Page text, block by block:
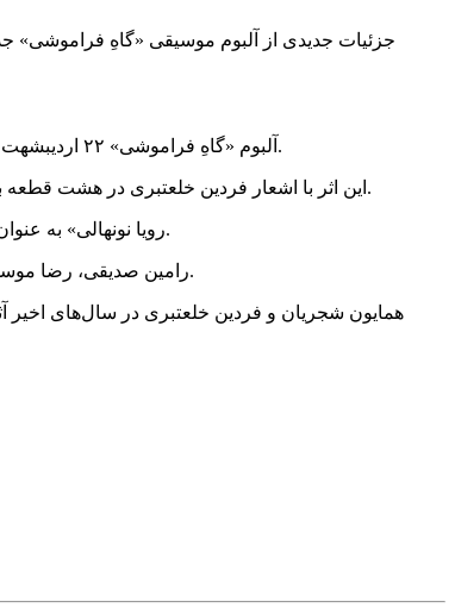
آلبوم «گاهِ فراموشی» ۲۲ اردیبشهت‌ ماه امسال عرضه می‌شود و در همین روز، مراسم رونمایی و نشست رسانه‌ای این اثر با حضور دست اندرکاران آلبوم در تالار وحدت برگزار خواهد شد.
این اثر با اشعار فردین خلعتبری در هشت قطعه به نام‌های: «در شب بی تو، گاه فراموشی، مشتاق توام، پی در پی، خواب خاکی، با تو مست، نشان، محرم به اسرار» طی حدود دو سال تولید شده است.
«رویا نونهالی» به عنوان بازیگر در موزیک ویدئوی یکی از قطعات این آلبوم به نقش آفرینی پرداخته است که این اثر به زودی در اختیار دوستداران موسیقی قرار خواهد گرفت.
رامین صدیقی، رضا موسوی، کاوه عابدین و سحر فروزان از دست اندرکاران تولید این اثر و بیورن مه‌یر، کلاوس گزینگ، کارلو نیدرهاوزر و فردریک ژیل نوازندگان این اثر بوده‌اند.